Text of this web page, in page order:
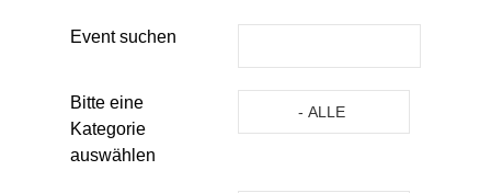
Event suchen
Bitte eine
Kategorie
auswählen
- ALLE